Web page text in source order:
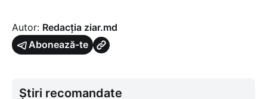
Autor: Redacția ziar.md
Abonează-te
Știri recomandate